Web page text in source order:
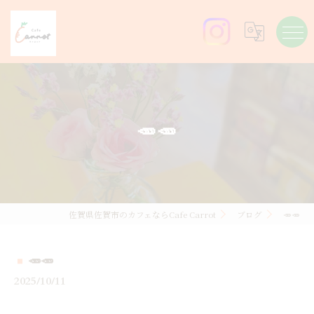
🥕🥕
佐賀県佐賀市のカフェならCafe Carrot ブログ 🥕🥕
🥕🥕
2025/10/11